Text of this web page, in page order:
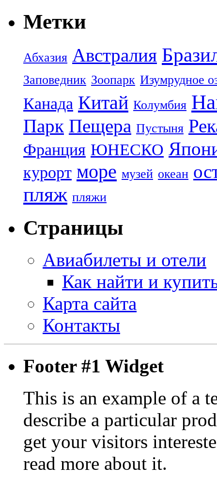
Метки
Абхазия Австралия
Заповедник Зоопарк Изумрудное
Канада Китай Колумбия
Парк Пещера Пустыня
Франция ЮНЕСКО
курорт море музей океан
пляж пляжи
Страницы
Авиабилеты и отели
Как найти и
Карта сайта
Контакты
Footer #1 Widget
This is an example of a
describe a particular
get your visitors
read more about it.